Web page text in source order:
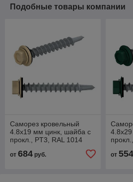
Подобные товары компании
Саморез кровельный
4.8х19 мм цинк, шайба с
прокл., PT3, RAL 1014
(7000 шт в коробе) Starfix
от 684 руб. от